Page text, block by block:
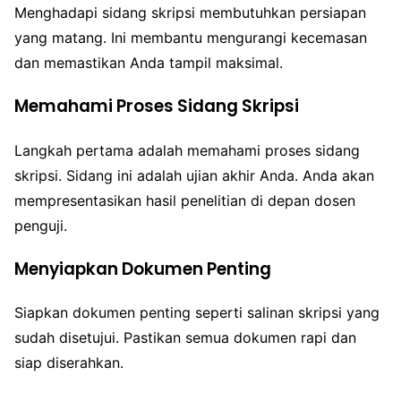
Menghadapi sidang skripsi membutuhkan persiapan
yang matang. Ini membantu mengurangi kecemasan
dan memastikan Anda tampil maksimal.
Memahami Proses Sidang Skripsi
Langkah pertama adalah memahami proses sidang
skripsi. Sidang ini adalah ujian akhir Anda. Anda akan
mempresentasikan hasil penelitian di depan dosen
penguji.
Menyiapkan Dokumen Penting
Siapkan dokumen penting seperti salinan skripsi yang
sudah disetujui. Pastikan semua dokumen rapi dan
siap diserahkan.